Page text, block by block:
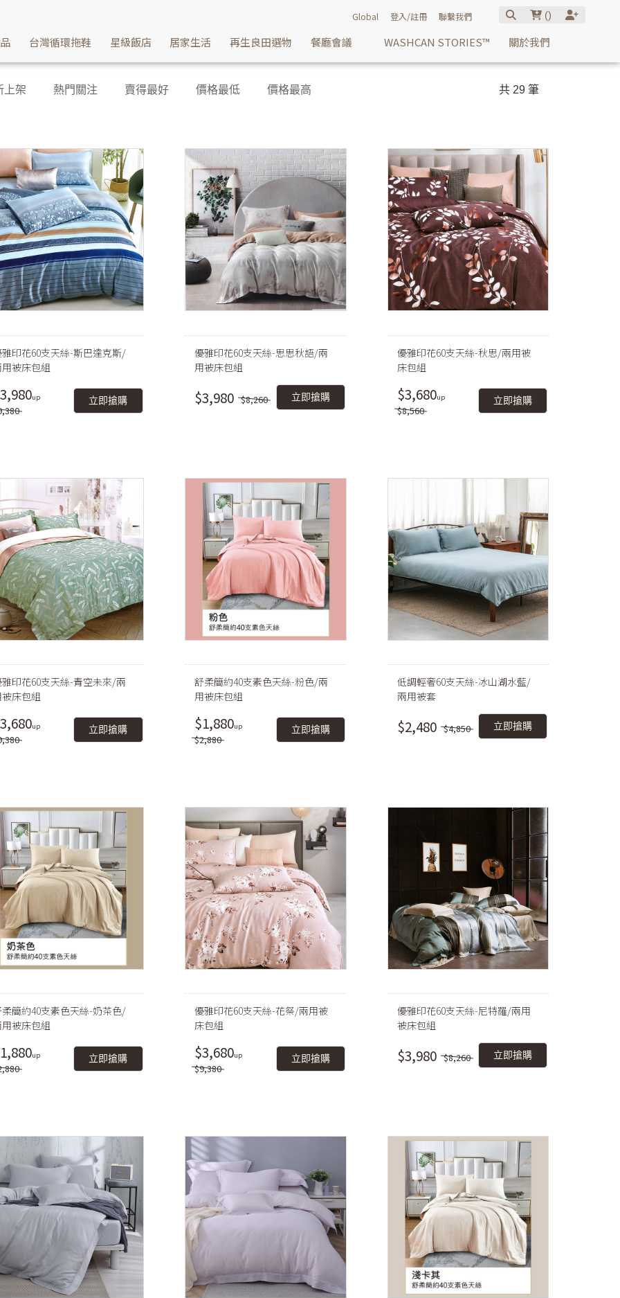
Global 登入/註冊 聯繫我們 ()
台灣循環拖鞋 星級飯店 居家生活 再生良田選物 餐廳會議 WASHCAN STORIES™ 關於我們
上架 熱門關注 賣得最好 價格最低 價格最高 共 29 筆
印花60支天絲-斯巴達克斯/
被床包組
立即搶購
優雅印花60支天絲-思思秋語/兩
用被床包組
$3,980 $8,260 立即搶購
優雅印花60支天絲-秋思/兩用被
床包組
$3,680
$8,560
立即搶購
印花60支天絲-青空未來/兩
床包組
立即搶購
舒柔簡約40支素色天絲-粉色/兩
用被床包組
$1,880
$2,880
立即搶購
低調輕奢60支天絲-冰山湖水藍/
兩用被套
$2,480 $4,850 立即搶購
簡約40支素色天絲-奶茶色/
被床包組
立即搶購
優雅印花60支天絲-花祭/兩用被
床包組
$3,680
$9,380
立即搶購
優雅印花60支天絲-尼特羅/兩用
被床包組
$3,980 $8,260 立即搶購